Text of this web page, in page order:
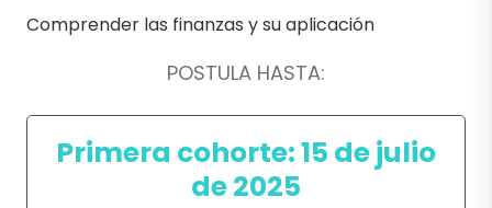
Comprender las finanzas y su aplicación
POSTULA HASTA:
Primera cohorte: 15 de julio
de 2025